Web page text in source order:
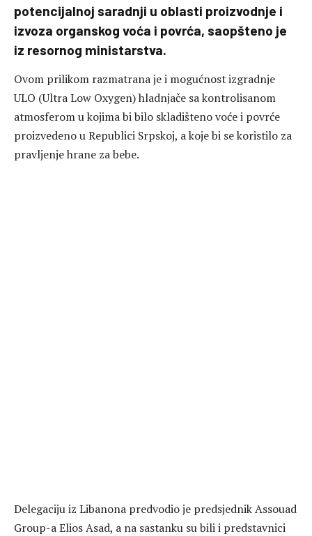
potencijalnoj saradnji u oblasti proizvodnje i
izvoza organskog voća i povrća, saopšteno je
iz resornog ministarstva.
Ovom prilikom razmatrana je i mogućnost izgradnje
ULO (Ultra Low Oxygen) hladnjače sa kontrolisanom
atmosferom u kojima bi bilo skladišteno voće i povrće
proizvedeno u Republici Srpskoj, a koje bi se koristilo za
pravljenje hrane za bebe.
Delegaciju iz Libanona predvodio je predsjednik Assouad
Group-a Elios Asad, a na sastanku su bili i predstavnici